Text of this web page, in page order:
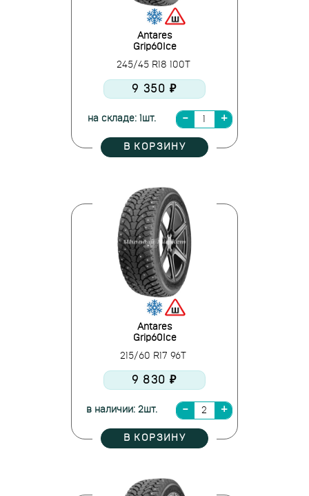
Antares
Grip60Ice
245/45 R18 100T
9 350 ₽
на складе: 1шт.
В КОРЗИНУ
Antares
Grip60Ice
215/60 R17 96T
9 830 ₽
в наличии: 2шт.
В КОРЗИНУ